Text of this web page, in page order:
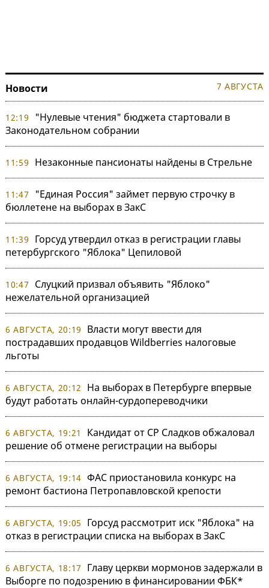
Новости 7 АВГУСТА
12:19
"Нулевые чтения" бюджета стартовали в
Законодательном собрании
11:59 Незаконные пансионаты найдены в Стрельне
11:47
"Единая Россия" займет первую строчку в
бюллетене на выборах в ЗакС
11:39
Горсуд утвердил отказ в регистрации главы
петербургского "Яблока" Цепиловой
10:47
Слуцкий призвал объявить "Яблоко"
нежелательной организацией
6 АВГУСТА, 20:19
Власти могут ввести для
пострадавших продавцов Wildberries налоговые
льготы
6 АВГУСТА, 20:12
На выборах в Петербурге впервые
будут работать онлайн-сурдопереводчики
6 АВГУСТА, 19:21
Кандидат от СР Сладков обжаловал
решение об отмене регистрации на выборы
6 АВГУСТА, 19:14 ФАС приостановила конкурс на
ремонт бастиона Петропавловской крепости
6 АВГУСТА, 19:05
Горсуд рассмотрит иск "Яблока" на
отказ в регистрации списка на выборах в ЗакС
6 АВГУСТА, 18:17
Главу церкви мормонов задержали в
Выборге по подозрению в финансировании ФБК*